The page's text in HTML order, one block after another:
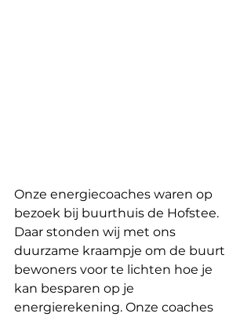
Onze energiecoaches waren op
bezoek bij buurthuis de Hofstee.
Daar stonden wij met ons
duurzame kraampje om de buurt
bewoners voor te lichten hoe je
kan besparen op je
energierekening. Onze coaches